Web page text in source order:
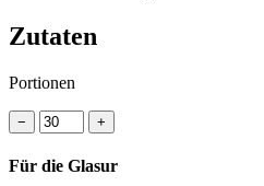
Zutaten
Portionen
− +
Für die Glasur